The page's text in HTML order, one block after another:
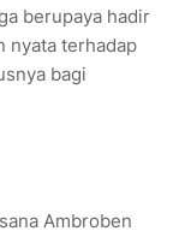
berupaya hadir
nyata terhadap
bagi
Ambroben